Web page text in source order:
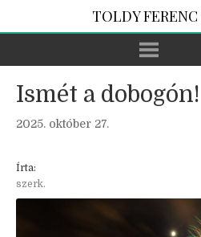
TOLDY FERENC
Ismét a dobogón!
2025. október 27.
Írta:
szerk.